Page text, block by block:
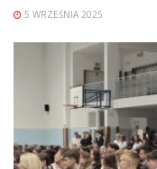
5 WRZEŚNIA 2025